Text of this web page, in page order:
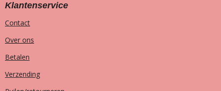
Klantenservice
Contact
Over ons
Betalen
Verzending